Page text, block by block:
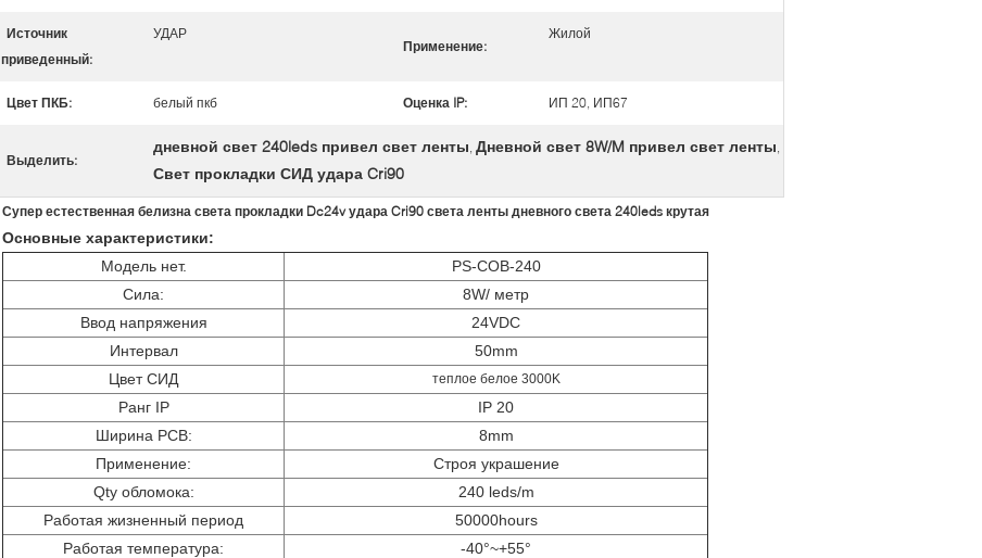
Источник
приведенный:
УДАР
Применение:
Жилой
Цвет ПКБ: белый пкб Оценка IP: ИП 20, ИП67
Выделить:
дневной свет 240leds привел свет ленты, Дневной свет 8W/M привел свет ленты,
Свет прокладки СИД удара Cri90
Супер естественная белизна света прокладки Dc24v удара Cri90 света ленты дневного света 240leds крутая
Основные характеристики:
Модель нет.
PS-COB-240
Сила:
8W/ метр
Ввод напряжения
24VDC
Интервал
50mm
Цвет СИД
теплое белое 3000K
Ранг IP
IP 20
Ширина PCB:
8mm
Применение:
Строя украшение
Qty обломока:
240 leds/m
Работая жизненный период
50000hours
Работая температура:
-40°~+55°